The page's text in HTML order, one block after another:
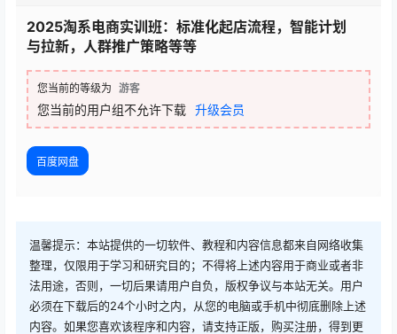
2025淘系电商实训班：标准化起店流程，智能计划
与拉新，人群推广策略等等
您当前的等级为 游客
您当前的用户组不允许下载 升级会员
百度网盘
温馨提示：本站提供的一切软件、教程和内容信息都来自网络收集
整理，仅限用于学习和研究目的；不得将上述内容用于商业或者非
法用途，否则，一切后果请用户自负，版权争议与本站无关。用户
必须在下载后的24个小时之内，从您的电脑或手机中彻底删除上述
内容。如果您喜欢该程序和内容，请支持正版，购买注册，得到更